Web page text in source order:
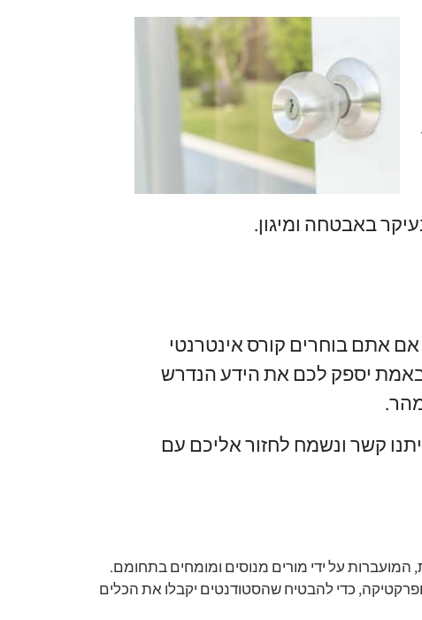
באבטחה ומיגון.
אתם בוחרים קורס אינטרנטי
יספק לכם את הידע הנדרש
.
קשר ונשמח לחזור אליכם עם
המועברות על ידי מורים מנוסים ומומחים בתחומם.
כדי להבטיח שהסטודנטים יקבלו את הכלים